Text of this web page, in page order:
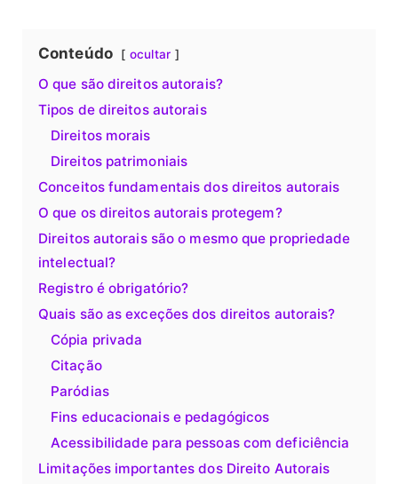
Conteúdo ocultar
O que são direitos autorais?
Tipos de direitos autorais
Direitos morais
Direitos patrimoniais
Conceitos fundamentais dos direitos autorais
O que os direitos autorais protegem?
Direitos autorais são o mesmo que propriedade
intelectual?
Registro é obrigatório?
Quais são as exceções dos direitos autorais?
Cópia privada
Citação
Paródias
Fins educacionais e pedagógicos
Acessibilidade para pessoas com deficiência
Limitações importantes dos Direito Autorais